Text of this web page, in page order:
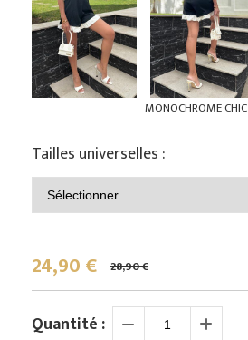
MONOCHROME CHIC
Tailles universelles :
24,90€ 28,90 €
Quantité :